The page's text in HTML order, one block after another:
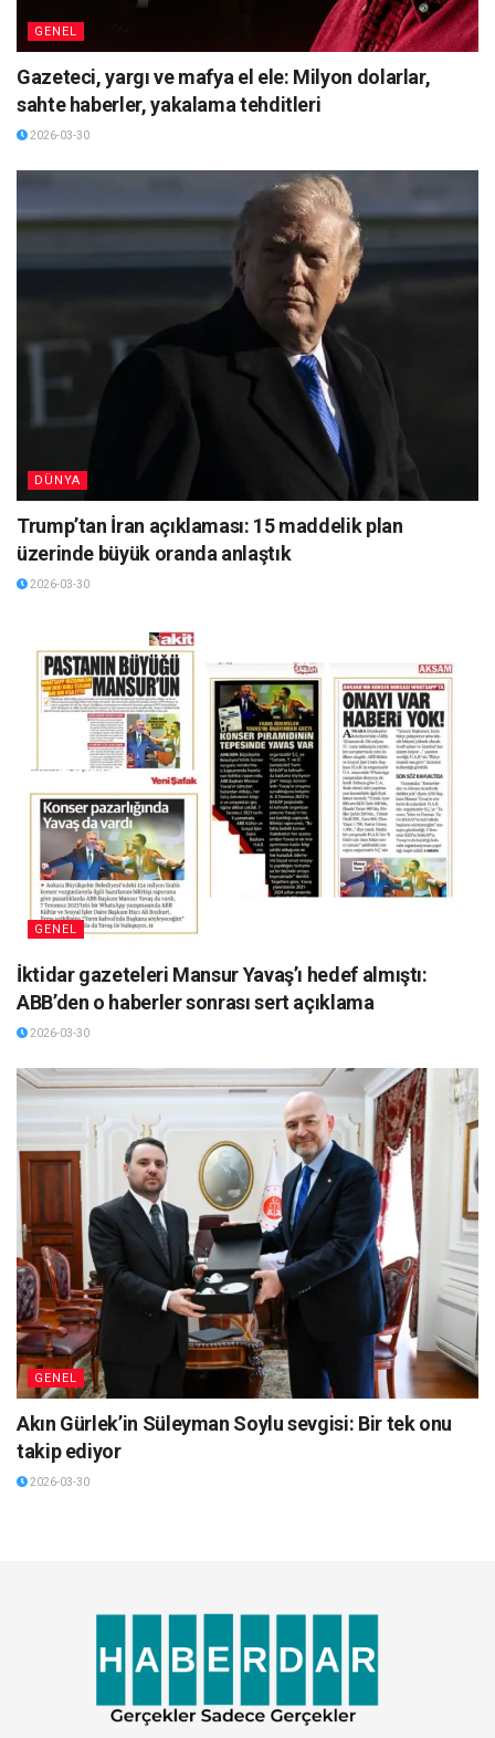
GENEL
Gazeteci, yargı ve mafya el ele: Milyon dolarlar,
sahte haberler, yakalama tehditleri
2026-03-30
DÜNYA
Trump’tan İran açıklaması: 15 maddelik plan
üzerinde büyük oranda anlaştık
2026-03-30
GENEL
İktidar gazeteleri Mansur Yavaş’ı hedef almıştı:
ABB’den o haberler sonrası sert açıklama
2026-03-30
GENEL
Akın Gürlek’in Süleyman Soylu sevgisi: Bir tek onu
takip ediyor
2026-03-30